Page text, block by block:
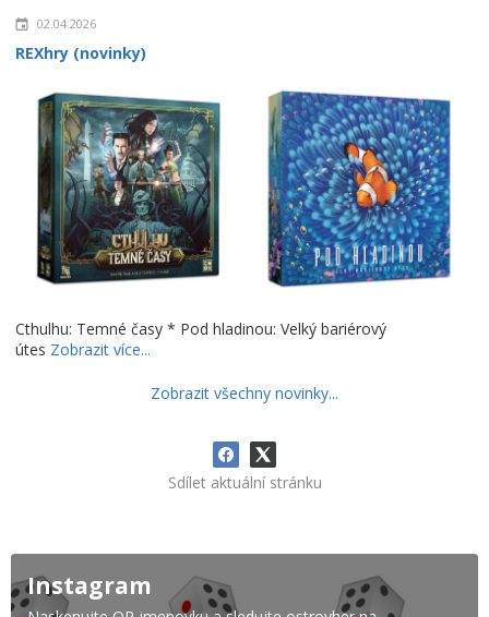
02.04.2026
REXhry (novinky)
Cthulhu: Temné časy * Pod hladinou: Velký bariérový
útes Zobrazit více...
Zobrazit všechny novinky...
Sdílet aktuální stránku
Instagram